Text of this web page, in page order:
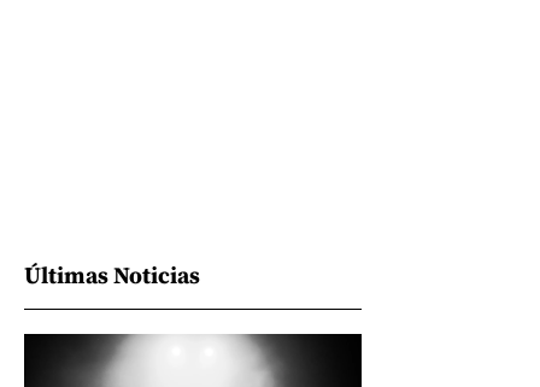
Últimas Noticias